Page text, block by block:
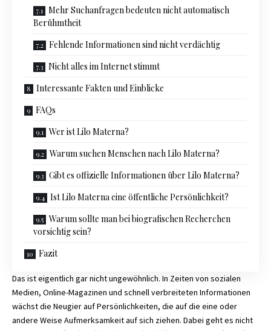
Mehr Suchanfragen bedeuten nicht automatisch
Berühmtheit
Fehlende Informationen sind nicht verdächtig
Nicht alles im Internet stimmt
Interessante Fakten und Einblicke
FAQs
Wer ist Lilo Materna?
Warum suchen Menschen nach Lilo Materna?
Gibt es offizielle Informationen über Lilo Materna?
Ist Lilo Materna eine öffentliche Persönlichkeit?
Warum sollte man bei biografischen Recherchen
vorsichtig sein?
Fazit
Das ist eigentlich gar nicht ungewöhnlich. In Zeiten von sozialen
Medien, Online-Magazinen und schnell verbreiteten Informationen
wächst die Neugier auf Persönlichkeiten, die auf die eine oder
andere Weise Aufmerksamkeit auf sich ziehen. Dabei geht es nicht